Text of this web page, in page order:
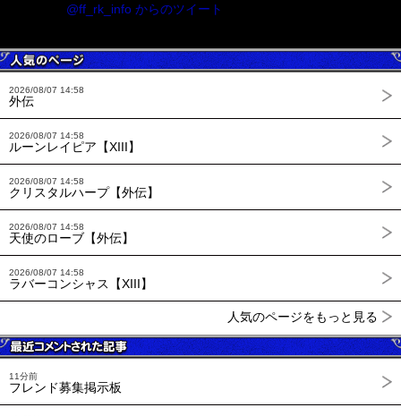
@ff_rk_info からのツイート
2026/08/07 14:58
外伝
2026/08/07 14:58
ルーンレイピア【XIII】
2026/08/07 14:58
クリスタルハープ【外伝】
2026/08/07 14:58
天使のローブ【外伝】
2026/08/07 14:58
ラバーコンシャス【XIII】
人気のページをもっと見る
11分前
フレンド募集掲示板